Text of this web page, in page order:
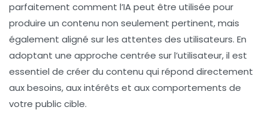
parfaitement comment l’IA peut être utilisée pour
produire un contenu non seulement pertinent, mais
également aligné sur les attentes des utilisateurs. En
adoptant une approche centrée sur l’utilisateur, il est
essentiel de créer du contenu qui répond directement
aux besoins, aux intérêts et aux comportements de
votre public cible.